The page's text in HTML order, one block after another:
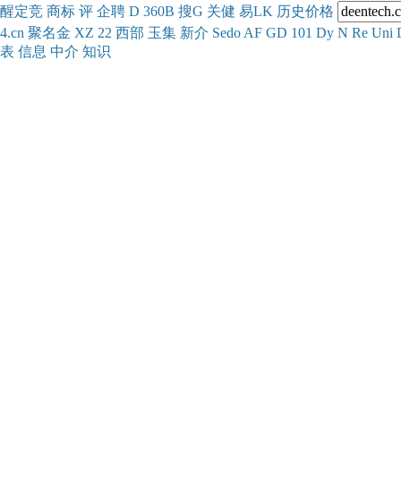
醒定竞 商标 评 企聘 D 360B 搜G 关健 易LK 历史价格
4.cn 聚名金 XZ 22 西部 玉集 新介 Sedo AF GD 101 Dy N Re Uni
表 信息 中介 知识